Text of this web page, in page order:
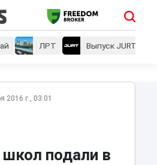
ЛРТ Выпуск JURT
2016 г., 03:01
подали в